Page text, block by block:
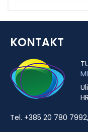
KONTAKT
Tel. +385 20 780